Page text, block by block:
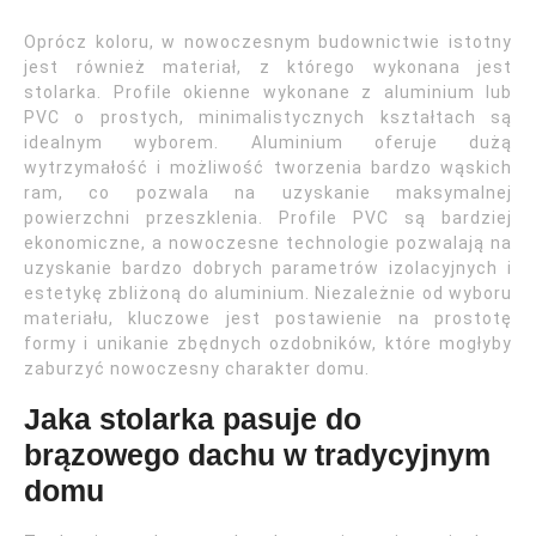
Oprócz koloru, w nowoczesnym budownictwie istotny
jest również materiał, z którego wykonana jest
stolarka. Profile okienne wykonane z aluminium lub
PVC o prostych, minimalistycznych kształtach są
idealnym wyborem. Aluminium oferuje dużą
wytrzymałość i możliwość tworzenia bardzo wąskich
ram, co pozwala na uzyskanie maksymalnej
powierzchni przeszklenia. Profile PVC są bardziej
ekonomiczne, a nowoczesne technologie pozwalają na
uzyskanie bardzo dobrych parametrów izolacyjnych i
estetykę zbliżoną do aluminium. Niezależnie od wyboru
materiału, kluczowe jest postawienie na prostotę
formy i unikanie zbędnych ozdobników, które mogłyby
zaburzyć nowoczesny charakter domu.
Jaka stolarka pasuje do
brązowego dachu w tradycyjnym
domu